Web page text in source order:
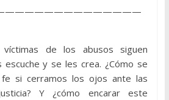
de los abusos siguen
y se les crea. ¿Cómo se
si cerramos los ojos ante las
Y ¿cómo encarar este